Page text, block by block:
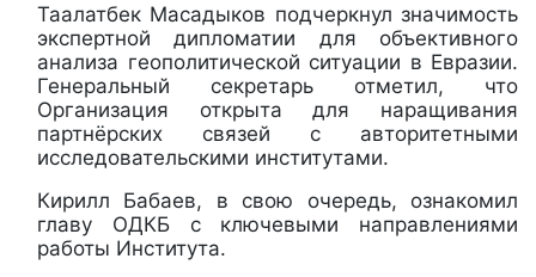
Таалатбек Масадыков подчеркнул значимость
экспертной дипломатии для объективного
анализа геополитической ситуации в Евразии.
Генеральный секретарь отметил, что
Организация открыта для наращивания
партнёрских связей с авторитетными
исследовательскими институтами.
Кирилл Бабаев, в свою очередь, ознакомил
главу ОДКБ с ключевыми направлениями
работы Института.